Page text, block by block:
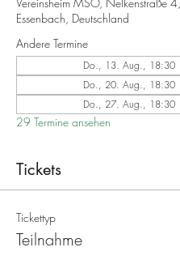
Essenbach, Deutschland
Andere Termine
Do., 13. Aug., 18:30
Do., 20. Aug., 18:30
Do., 27. Aug., 18:30
29 Termine ansehen
Tickets
Tickettyp
Teilnahme